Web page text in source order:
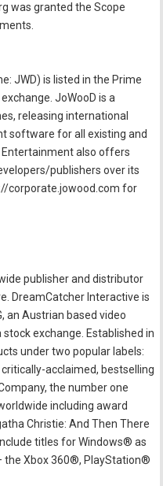
was granted the Scope
JWD) is listed in the Prime
JoWooD is a
releasing international
software for all existing and
also offers
publishers over its
corporate.jowood.com for
publisher and distributor
DreamCatcher Interactive is
an Austrian based video
exchange. Established in
under two popular labels:
acclaimed, bestselling
the number one
including award
Christie: And Then There
titles for Windows® as
the Xbox 360®, PlayStation®